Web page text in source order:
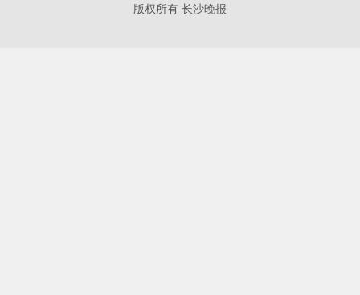
版权所有 长沙晚报